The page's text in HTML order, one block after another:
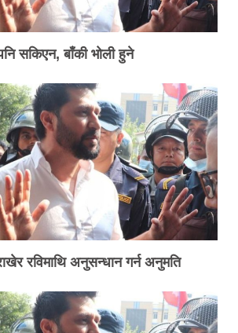
सकिएन, बाँकी भोली हुने
रविमाथि अनुसन्धान गर्न अनुमति